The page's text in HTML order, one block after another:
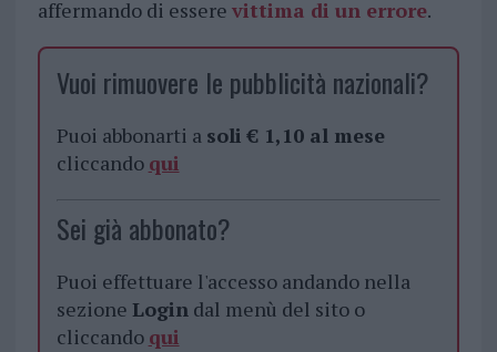
affermando di essere vittima di un errore.
Vuoi rimuovere le pubblicità nazionali?
Puoi abbonarti a soli € 1,10 al mese
cliccando qui
Sei già abbonato?
Puoi effettuare l'accesso andando nella
sezione Logindal menù del sito o
cliccando qui